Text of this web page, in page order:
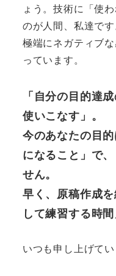
ょう。技術に「使
のが人間、私達で
極端にネガティブ
っています。
「自分の目的達
使いこなす」。
今のあなたの目
になること」で
せん。
早く、原稿作成
して練習する時
いつも申し上げてい